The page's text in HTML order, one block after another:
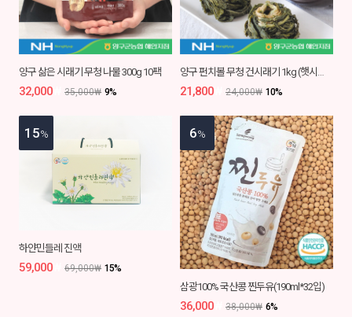
양구 삶은 시래기 무청 나물 300g 10팩
32,000 35,000₩ 9%
양구 펀치볼 무청 건시래기 1kg (햇시래기)
21,800 24,000₩ 10%
15%
하얀민들레 진액
59,000 69,000₩ 15%
6%
삼광100% 국산콩 찐두유(190ml*32입)
36,000 38,000₩ 6%